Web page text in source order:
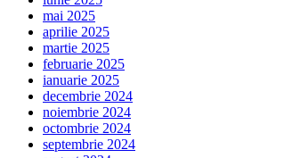
mai 2025
aprilie 2025
martie 2025
februarie 2025
ianuarie 2025
decembrie 2024
noiembrie 2024
octombrie 2024
septembrie 2024